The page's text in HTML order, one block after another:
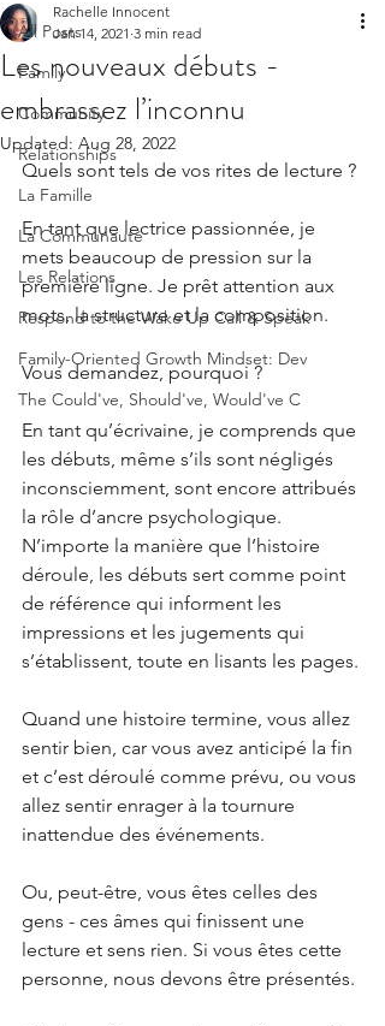
All Posts
Family
Community
Relationships
La Famille
La Communauté
Les Relations
Respond to the Wake Up Call & Speak
Family-Oriented Growth Mindset: Dev
The Could've, Should've, Would've C
Les nouveaux débuts -
embrassez l’inconnu
Rachelle Innocent
Jan 14, 2021 3 min read
Updated: Aug 28, 2022
Quels sont tels de vos rites de lecture ?
En tant que lectrice passionnée, je
mets beaucoup de pression sur la
première ligne. Je prêt attention aux
mots, la structure et la composition.
Vous demandez, pourquoi ?
En tant qu’écrivaine, je comprends que
les débuts, même s’ils sont négligés
inconsciemment, sont encore attribués
la rôle d’ancre psychologique.
N’importe la manière que l’histoire
déroule, les débuts sert comme point
de référence qui informent les
impressions et les jugements qui
s’établissent, toute en lisants les pages.
Quand une histoire termine, vous allez
sentir bien, car vous avez anticipé la fin
et c’est déroulé comme prévu, ou vous
allez sentir enrager à la tournure
inattendue des événements.
Ou, peut-être, vous êtes celles des
gens - ces âmes qui finissent une
lecture et sens rien. Si vous êtes cette
personne, nous devons être présentés.